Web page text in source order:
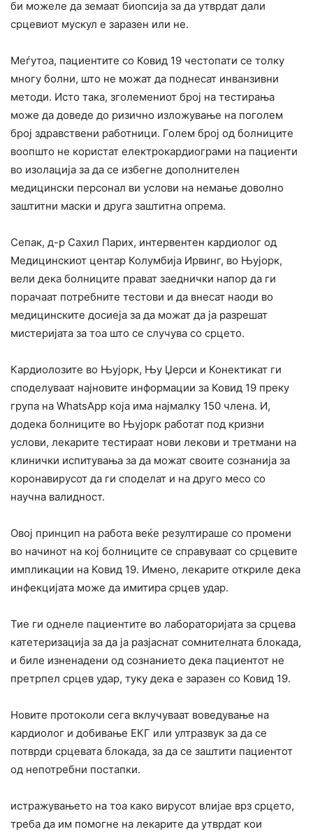
би можеле да земаат биопсија за да утврдат дали
срцевиот мускул е заразен или не.
Меѓутоа, пациентите со Ковид 19 честопати се толку
многу болни, што не можат да поднесат инванзивни
методи. Исто така, зголемениот број на тестирања
може да доведе до ризично изложување на поголем
број здравствени работници. Голем број од болниците
воопшто не користат електрокардиограми на пациенти
во изолација за да се избегне дополнителен
медицински персонал ви услови на немање доволно
заштитни маски и друга заштитна опрема.
Сепак, д-р Сахил Парих, интервентен кардиолог од
Медицинскиот центар Колумбија Ирвинг, во Њујорк,
вели дека болниците прават заеднички напор да ги
порачаат потребните тестови и да внесат наоди во
медицинските досиеја за да можат да ја разрешат
мистеријата за тоа што се случува со срцето.
Кардиолозите во Њујорк, Њу Џерси и Конектикат ги
споделуваат најновите информации за Ковид 19 преку
група на WhatsApp која има најмалку 150 члена. И,
додека болниците во Њујорк работат под кризни
услови, лекарите тестираат нови лекови и третмани на
клинички испитувања за да можат своите сознанија за
коронавирусот да ги споделат и на друго месо со
научна валидност.
Овој принцип на работа веќе резултираше со промени
во начинот на кој болниците се справуваат со срцевите
импликации на Ковид 19. Имено, лекарите откриле дека
инфекцијата може да имитира срцев удар.
Тие ги однеле пациентите во лабораторијата за срцева
катетеризација за да ја разјаснат сомнителната блокада,
и биле изненадени од сознанието дека пациентот не
претрпел срцев удар, туку дека е заразен со Ковид 19.
Новите протоколи сега вклучуваат воведување на
кардиолог и добивање ЕКГ или ултразвук за да се
потврди срцевата блокада, за да се заштити пациентот
од непотребни постапки.
истражувањето на тоа како вирусот влијае врз срцето,
треба да им помогне на лекарите да утврдат кои